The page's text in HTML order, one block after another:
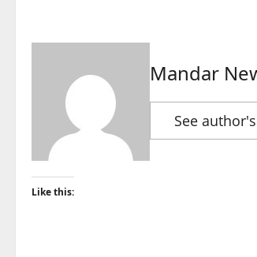
Mandar
See
Like this: